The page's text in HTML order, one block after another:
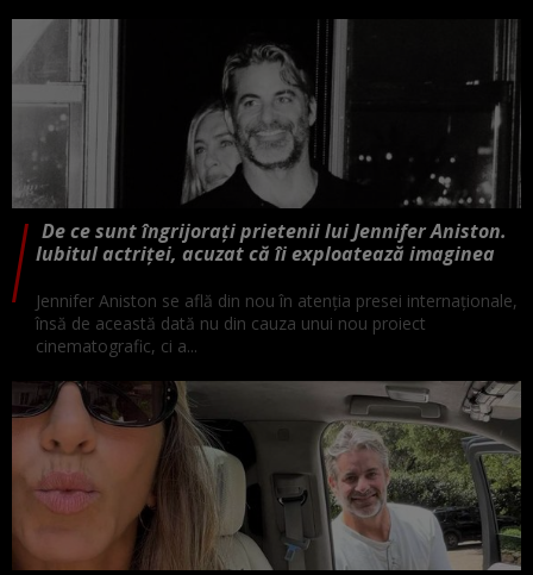
De ce sunt îngrijorați prietenii lui Jennifer Aniston.
Iubitul actriței, acuzat că îi exploatează imaginea
Jennifer Aniston se află din nou în atenția presei internaționale,
însă de această dată nu din cauza unui nou proiect
cinematografic, ci a...